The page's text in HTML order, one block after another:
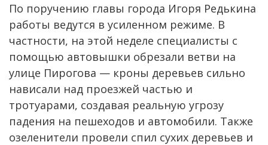
По поручению главы города Игоря Редькина
работы ведутся в усиленном режиме. В
частности, на этой неделе специалисты с
помощью автовышки обрезали ветви на
улице Пирогова — кроны деревьев сильно
нависали над проезжей частью и
тротуарами, создавая реальную угрозу
падения на пешеходов и автомобили. Также
озеленители провели спил сухих деревьев и